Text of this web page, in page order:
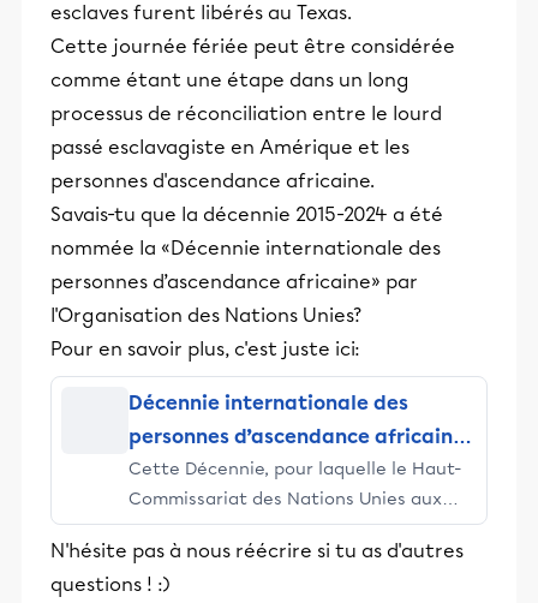
esclaves furent libérés au Texas.
Cette journée fériée peut être considérée
comme étant une étape dans un long
processus de réconciliation entre le lourd
passé esclavagiste en Amérique et les
personnes d'ascendance africaine.
Savais-tu que la décennie 2015-2024 a été
nommée la «Décennie internationale des
personnes d’ascendance africaine» par
l'Organisation des Nations Unies?
Pour en savoir plus, c'est juste ici:
Décennie internationale des
personnes d’ascendance africaine
(2015-2024)
Cette Décennie, pour laquelle le Haut-
Commissariat des Nations Unies aux
droits de l’homme (HCDH) a été désigné
comme Agence chef de file, a pour
objectif principal de renforcer les
N'hésite pas à nous réécrire si tu as d'autres
questions ! :)